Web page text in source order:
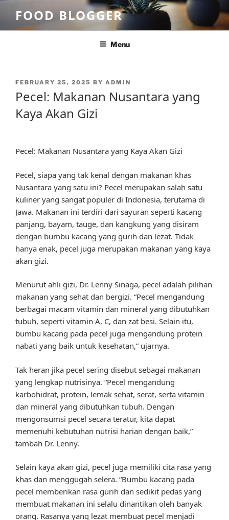
content
FOOD BLOGGER
Menu
POSTED
FEBRUARY 25, 2025 BY ADMIN
Pecel: Makanan Nusantara yang
Kaya Akan Gizi
Pecel: Makanan Nusantara yang Kaya Akan Gizi
Pecel, siapa yang tak kenal dengan makanan khas
Nusantara yang satu ini? Pecel merupakan salah satu
kuliner yang sangat populer di Indonesia, terutama di
Jawa. Makanan ini terdiri dari sayuran seperti kacang
panjang, bayam, tauge, dan kangkung yang disiram
dengan bumbu kacang yang gurih dan lezat. Tidak
hanya enak, pecel juga merupakan makanan yang kaya
akan gizi.
Menurut ahli gizi, Dr. Lenny Sinaga, pecel adalah pilihan
makanan yang sehat dan bergizi. “Pecel mengandung
berbagai macam vitamin dan mineral yang dibutuhkan
tubuh, seperti vitamin A, C, dan zat besi. Selain itu,
bumbu kacang pada pecel juga mengandung protein
nabati yang baik untuk kesehatan,” ujarnya.
Tak heran jika pecel sering disebut sebagai makanan
yang lengkap nutrisinya. “Pecel mengandung
karbohidrat, protein, lemak sehat, serat, serta vitamin
dan mineral yang dibutuhkan tubuh. Dengan
mengonsumsi pecel secara teratur, kita dapat
memenuhi kebutuhan nutrisi harian dengan baik,”
tambah Dr. Lenny.
Selain kaya akan gizi, pecel juga memiliki cita rasa yang
khas dan menggugah selera. “Bumbu kacang pada
pecel memberikan rasa gurih dan sedikit pedas yang
membuat makanan ini selalu dinantikan oleh banyak
orang. Rasanya yang lezat membuat pecel menjadi